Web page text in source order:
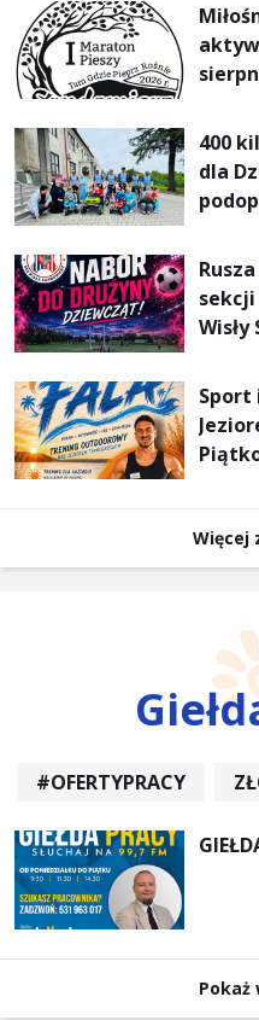
400
dla
sekcji
Sport
Więcej
#OFERTYPRACY
Pokaż